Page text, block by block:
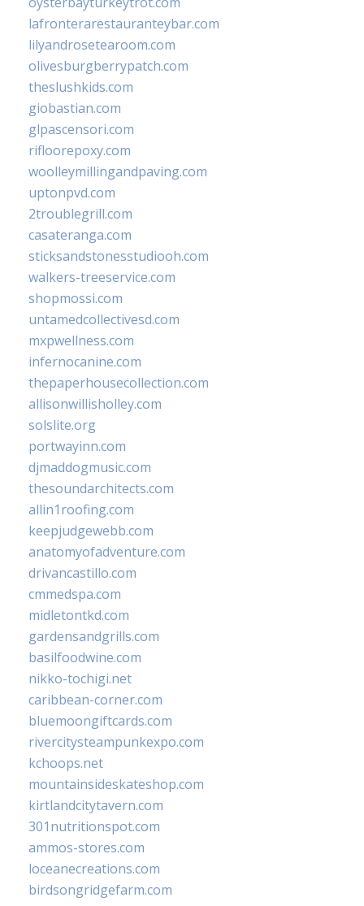
lafronterarestauranteybar.com
lilyandrosetearoom.com
olivesburgberrypatch.com
theslushkids.com
giobastian.com
glpascensori.com
rifloorepoxy.com
woolleymillingandpaving.com
uptonpvd.com
2troublegrill.com
casateranga.com
sticksandstonesstudiooh.com
walkers-treeservice.com
shopmossi.com
untamedcollectivesd.com
mxpwellness.com
infernocanine.com
thepaperhousecollection.com
allisonwillisholley.com
solslite.org
portwayinn.com
djmaddogmusic.com
thesoundarchitects.com
allin1roofing.com
keepjudgewebb.com
anatomyofadventure.com
drivancastillo.com
cmmedspa.com
midletontkd.com
gardensandgrills.com
basilfoodwine.com
nikko-tochigi.net
caribbean-corner.com
bluemoongiftcards.com
rivercitysteampunkexpo.com
kchoops.net
mountainsideskateshop.com
kirtlandcitytavern.com
301nutritionspot.com
ammos-stores.com
loceanecreations.com
birdsongridgefarm.com